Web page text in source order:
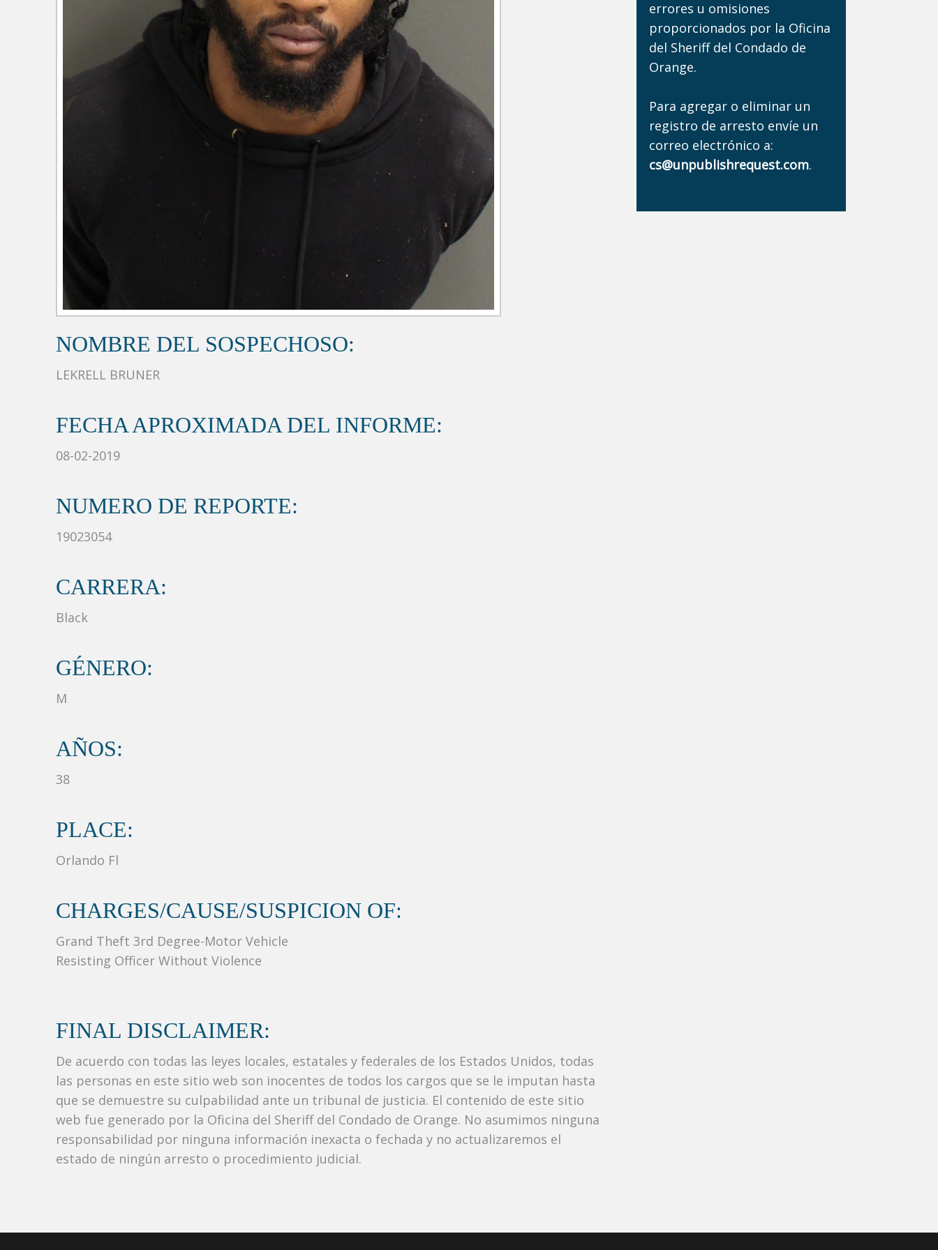
NOMBRE DEL SOSPECHOSO:
LEKRELL BRUNER
FECHA APROXIMADA DEL INFORME:
08-02-2019
NUMERO DE REPORTE:
19023054
CARRERA:
Black
GÉNERO:
M
AÑOS:
38
PLACE:
Orlando Fl
CHARGES/CAUSE/SUSPICION OF:
Grand Theft 3rd Degree-Motor Vehicle
Resisting Officer Without Violence
FINAL DISCLAIMER:
De acuerdo con todas las leyes locales, estatales y federales de los Estados Unidos, todas
las personas en este sitio web son inocentes de todos los cargos que se le imputan hasta
que se demuestre su culpabilidad ante un tribunal de justicia. El contenido de este sitio
web fue generado por la Oficina del Sheriff del Condado de Orange. No asumimos ninguna
responsabilidad por ninguna información inexacta o fechada y no actualizaremos el
estado de ningún arresto o procedimiento judicial.
errores u omisiones
proporcionados por la Oficina
del Sheriff del Condado de
Orange.
Para agregar o eliminar un
registro de arresto envíe un
correo electrónico a:
cs@unpublishrequest.com.